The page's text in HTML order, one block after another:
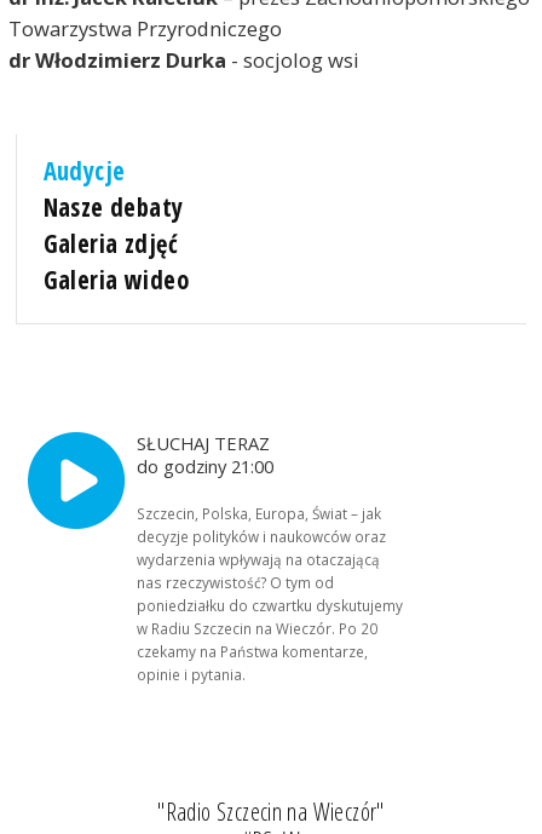
Towarzystwa Przyrodniczego
dr Włodzimierz Durka - socjolog wsi
Audycje
Nasze debaty
Galeria zdjęć
Galeria wideo
SŁUCHAJ TERAZ
do godziny 21:00
Szczecin, Polska, Europa, Świat – jak
decyzje polityków i naukowców oraz
wydarzenia wpływają na otaczającą
nas rzeczywistość? O tym od
poniedziałku do czwartku dyskutujemy
w Radiu Szczecin na Wieczór. Po 20
czekamy na Państwa komentarze,
opinie i pytania.
"Radio Szczecin na Wieczór"